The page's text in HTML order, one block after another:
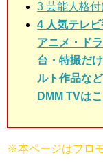
3 芸能人格
4 人気テレ
アニメ・ド
台・特撮だ
ルト作品な
DMM TVは
※本ページはプロ